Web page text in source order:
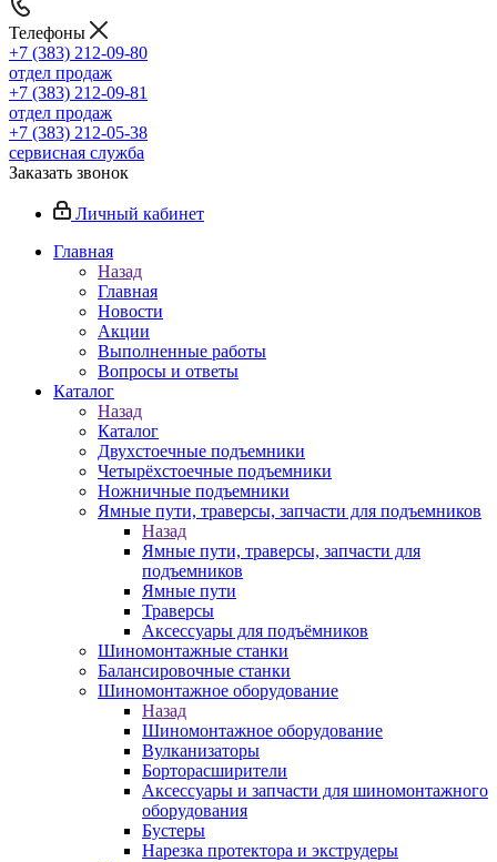
Телефоны
+7 (383) 212-09-80
отдел продаж
+7 (383) 212-09-81
отдел продаж
+7 (383) 212-05-38
сервисная служба
Заказать звонок
Личный кабинет
Главная
Назад
Главная
Новости
Акции
Выполненные работы
Вопросы и ответы
Каталог
Назад
Каталог
Двухстоечные подъемники
Четырёхстоечные подъемники
Ножничные подъемники
Ямные пути, траверсы, запчасти для подъемников
Назад
Ямные пути, траверсы, запчасти для
подъемников
Ямные пути
Траверсы
Аксессуары для подъёмников
Шиномонтажные станки
Балансировочные станки
Шиномонтажное оборудование
Назад
Шиномонтажное оборудование
Вулканизаторы
Борторасширители
Аксессуары и запчасти для шиномонтажного
оборудования
Бустеры
Нарезка протектора и экструдеры